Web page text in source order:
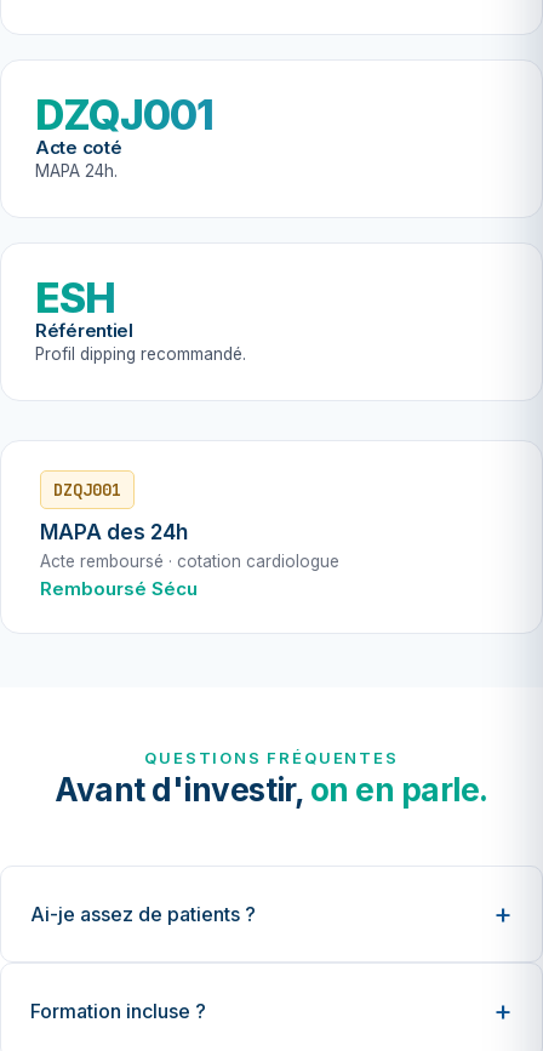
DZQJ001
Acte coté
MAPA 24h.
ESH
Référentiel
Profil dipping recommandé.
DZQJ001
MAPA des 24h
Acte remboursé · cotation cardiologue
Remboursé Sécu
QUESTIONS FRÉQUENTES
Avant d'investir, on en parle.
Ai-je assez de patients ?
Formation incluse ?